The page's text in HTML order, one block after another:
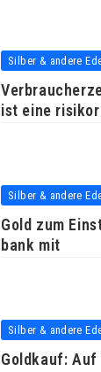
Silber & andere
ist eine
Silber & andere
Gold zum
bank mit
Silber & andere
Goldkauf: